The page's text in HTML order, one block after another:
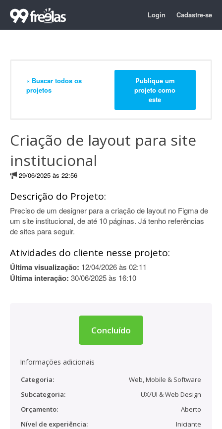
Login Cadastre-se
« Buscar todos os
projetos
Publique um
projeto como
este
Criação de layout para site
institucional
29/06/2025 às 22:56
Descrição do Projeto:
Preciso de um designer para a criação de layout no Figma de
um site institucional, de até 10 páginas. Já tenho referências
de sites para seguir.
Atividades do cliente nesse projeto:
Última visualização: 12/04/2026 às 02:11
Última interação: 30/06/2025 às 16:10
Concluído
Informações adicionais
Categoria:
Web, Mobile & Software
Subcategoria:
UX/UI & Web Design
Orçamento:
Aberto
Nível de experiência:
Iniciante